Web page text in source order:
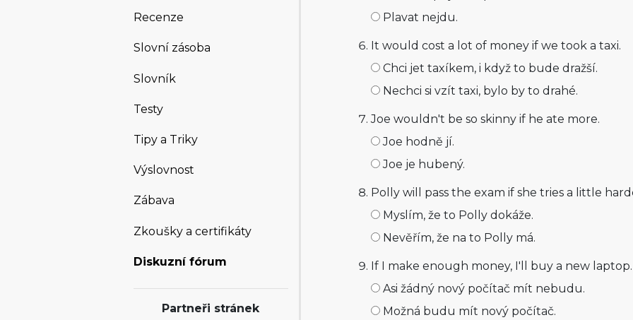
Recenze
Slovní zásoba
Slovník
Testy
Tipy a Triky
Výslovnost
Zábava
Zkoušky a certifikáty
Diskuzní fórum
Partneři stránek
Plavat nejdu.
It would cost a lot of money if we took a taxi.
Chci jet taxíkem, i když to bude dražší.
Nechci si vzít taxi, bylo by to drahé.
Joe wouldn't be so skinny if he ate more.
Joe hodně jí.
Joe je hubený.
Polly will pass the exam if she tries a little
Myslím, že to Polly dokáže.
Nevěřím, že na to Polly má.
If I make enough money, I'll buy a new laptop.
Asi žádný nový počítač mít nebudu.
Možná budu mít nový počítač.